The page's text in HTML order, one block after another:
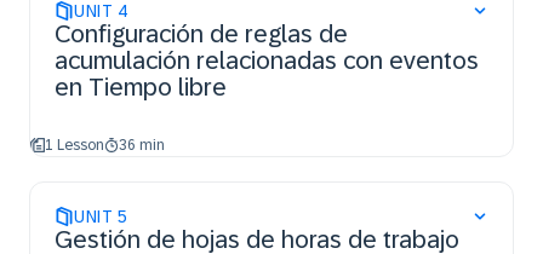
UNIT 4
Configuración de reglas de
acumulación relacionadas con eventos
en Tiempo libre
1 Lesson 36 min
UNIT 5
Gestión de hojas de horas de trabajo